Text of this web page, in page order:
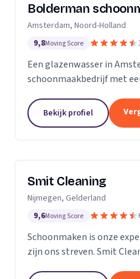
Bolderman
Amsterdam, Noord-Holland
9,8Moving Score
Een glazenwasser in
schoonmaakbedrijf met
Amsterdam en ontzorgen u
Bekijk profiel
Smit Cleaning
Nijmegen, Gelderland
9,6Moving Score
Schoonmaken is onze
zijn ons streven. Smit